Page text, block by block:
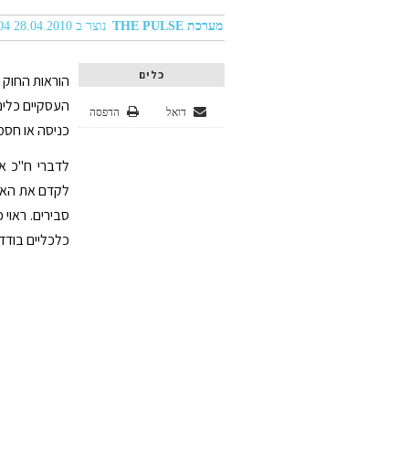
מערכת THE PULSE נוצר ב 28.04.2010 12:04
כלים
הדפסה דואל
הוראות
העסקיים
כניסה או
לדברי ח"כ
לקדם את
סבירים.
כלכליים